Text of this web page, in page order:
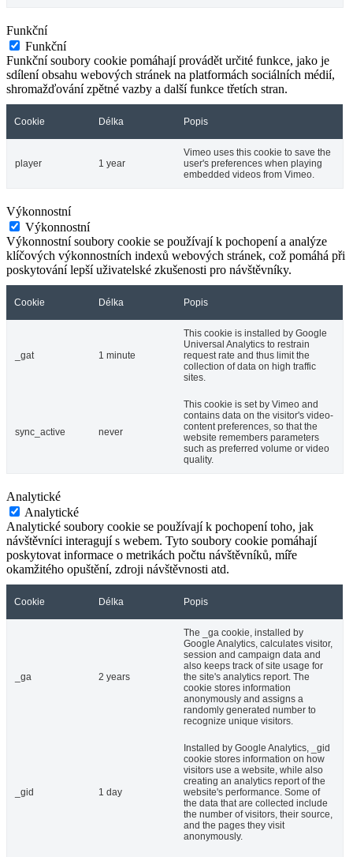
Funkční
Funkční
Funkční soubory cookie pomáhají provádět určité funkce, jako je
sdílení obsahu webových stránek na platformách sociálních médií,
shromažďování zpětné vazby a další funkce třetích stran.
Cookie Délka Popis
player 1 year
Vimeo uses this cookie to save the
user's preferences when playing
embedded videos from Vimeo.
Výkonnostní
Výkonnostní
Výkonnostní soubory cookie se používají k pochopení a analýze
klíčových výkonnostních indexů webových stránek, což pomáhá při
poskytování lepší uživatelské zkušenosti pro návštěvníky.
Cookie Délka Popis
_gat 1 minute
This cookie is installed by Google
Universal Analytics to restrain
request rate and thus limit the
collection of data on high traffic
sites.
sync_active never
This cookie is set by Vimeo and
contains data on the visitor's video-
content preferences, so that the
website remembers parameters
such as preferred volume or video
quality.
Analytické
Analytické
Analytické soubory cookie se používají k pochopení toho, jak
návštěvníci interagují s webem. Tyto soubory cookie pomáhají
poskytovat informace o metrikách počtu návštěvníků, míře
okamžitého opuštění, zdroji návštěvnosti atd.
Cookie Délka Popis
_ga 2 years
The _ga cookie, installed by
Google Analytics, calculates visitor,
session and campaign data and
also keeps track of site usage for
the site's analytics report. The
cookie stores information
anonymously and assigns a
randomly generated number to
recognize unique visitors.
_gid 1 day
Installed by Google Analytics, _gid
cookie stores information on how
visitors use a website, while also
creating an analytics report of the
website's performance. Some of
the data that are collected include
the number of visitors, their source,
and the pages they visit
anonymously.